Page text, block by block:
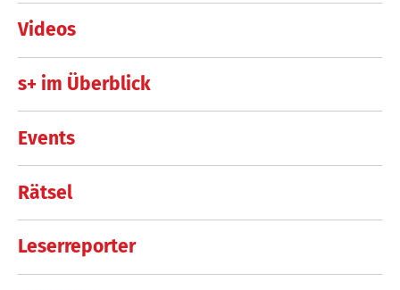
Videos
s+ im Überblick
Events
Rätsel
Leserreporter